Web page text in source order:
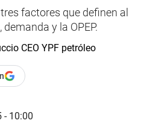
factores que definen al
y la OPEP.
- 10:00